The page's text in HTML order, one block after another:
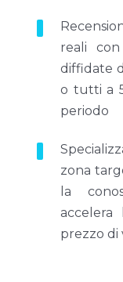
reali
diffidate
o tutti a
periodo
zona
la
prezzo di